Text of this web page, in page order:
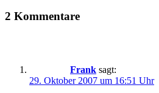
2 Kommentare
Frank sagt:
29. Oktober 2007 um 16:51 Uhr